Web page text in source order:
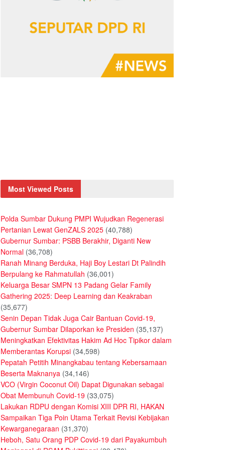
Most Viewed Posts
Polda Sumbar Dukung PMPI Wujudkan Regenerasi
Pertanian Lewat GenZALS 2025 (40,788)
Gubernur Sumbar: PSBB Berakhir, Diganti New
Normal (36,708)
Ranah Minang Berduka, Haji Boy Lestari Dt Palindih
Berpulang ke Rahmatullah (36,001)
Keluarga Besar SMPN 13 Padang Gelar Family
Gathering 2025: Deep Learning dan Keakraban
(35,677)
Senin Depan Tidak Juga Cair Bantuan Covid-19,
Gubernur Sumbar Dilaporkan ke Presiden (35,137)
Meningkatkan Efektivitas Hakim Ad Hoc Tipikor dalam
Memberantas Korupsi (34,598)
Pepatah Petitih Minangkabau tentang Kebersamaan
Beserta Maknanya (34,146)
VCO (Virgin Coconut Oil) Dapat Digunakan sebagai
Obat Membunuh Covid-19 (33,075)
Lakukan RDPU dengan Komisi XIII DPR RI, HAKAN
Sampaikan Tiga Poin Utama Terkait Revisi Kebijakan
Kewarganegaraan (31,370)
Heboh, Satu Orang PDP Covid-19 dari Payakumbuh